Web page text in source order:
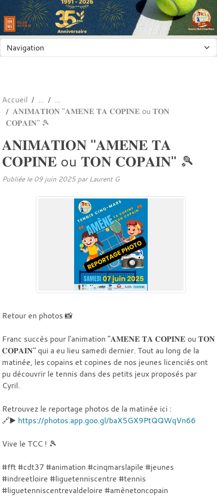
Accueil
𝐀𝐍𝐈𝐌𝐀𝐓𝐈𝐎𝐍 "𝐀𝐌𝐄𝐍𝐄 𝐓𝐀 𝐂𝐎𝐏𝐈𝐍𝐄 ou 𝐓𝐎𝐍
𝐂𝐎𝐏𝐀𝐈𝐍" 🎾
𝐀𝐍𝐈𝐌𝐀𝐓𝐈𝐎𝐍 "𝐀𝐌𝐄𝐍𝐄 𝐓𝐀
𝐂𝐎𝐏𝐈𝐍𝐄 ou 𝐓𝐎𝐍 𝐂𝐎𝐏𝐀𝐈𝐍" 🎾
Publiée le 09 juin 2025par Laurent G
Retour en photos 📸
Franc succès pour l'animation "𝐀𝐌𝐄𝐍𝐄 𝐓𝐀 𝐂𝐎𝐏𝐈𝐍𝐄 ou 𝐓𝐎𝐍
𝐂𝐎𝐏𝐀𝐈𝐍" qui a eu lieu samedi dernier. Tout au long de la
matinée, les copains et copines de nos jeunes licenciés ont
pu découvrir le tennis dans des petits jeux proposés par
Cyril.
Retrouvez le reportage photos de la matinée ici :
🔗▶️ https://photos.app.goo.gl/baX5GX9PtQQWqVn66
Vive le TCC ! 🎾
#fft #cdt37 #animation #cinqmarslapile #jeunes
#indreetloire #liguetenniscentre #tennis
#liguetenniscentrevaldeloire #amènetoncopain
Panneau de gestion des cookies